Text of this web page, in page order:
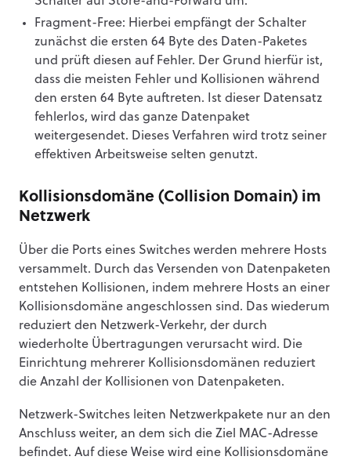
Fragment-Free: Hierbei empfängt der Schalter
zunächst die ersten 64 Byte des Daten-Paketes
und prüft diesen auf Fehler. Der Grund hierfür ist,
dass die meisten Fehler und Kollisionen während
den ersten 64 Byte auftreten. Ist dieser Datensatz
fehlerlos, wird das ganze Datenpaket
weitergesendet. Dieses Verfahren wird trotz seiner
effektiven Arbeitsweise selten genutzt.
Kollisionsdomäne (Collision Domain) im
Netzwerk
Über die Ports eines Switches werden mehrere Hosts
versammelt. Durch das Versenden von Datenpaketen
entstehen Kollisionen, indem mehrere Hosts an einer
Kollisionsdomäne angeschlossen sind. Das wiederum
reduziert den Netzwerk-Verkehr, der durch
wiederholte Übertragungen verursacht wird. Die
Einrichtung mehrerer Kollisionsdomänen reduziert
die Anzahl der Kollisionen von Datenpaketen.
Netzwerk-Switches leiten Netzwerkpakete nur an den
Anschluss weiter, an dem sich die Ziel MAC-Adresse
befindet. Auf diese Weise wird eine Kollisionsdomäne